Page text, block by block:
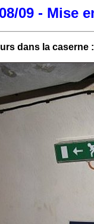
09 - Mise
dans la caserne :